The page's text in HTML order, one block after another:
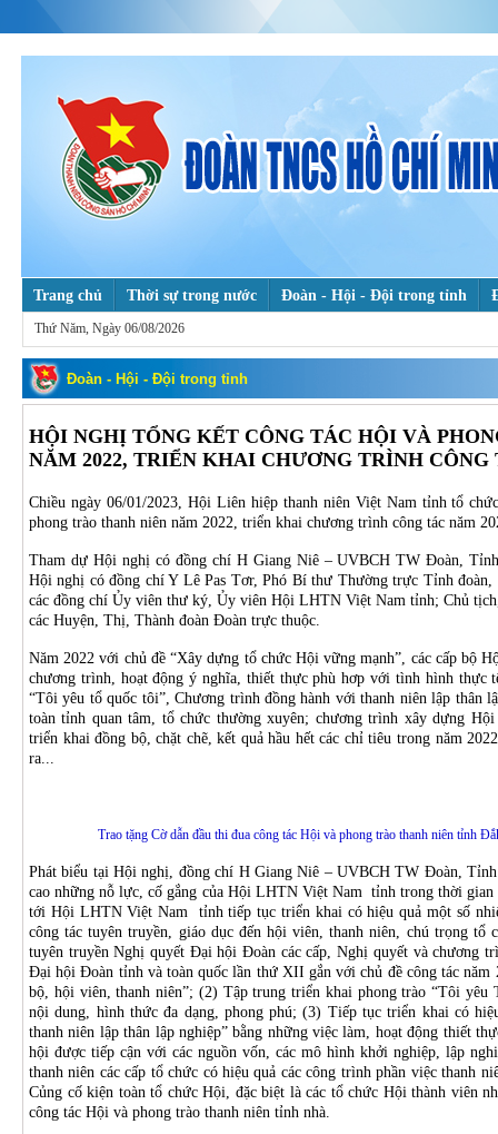
Trang chủ Thời sự trong nước Đoàn - Hội - Đội trong tỉnh
Tuổi trẻ với khoa học & công nghệ
Mỗi ngày một tin tốt, mỗi tuần một câu chuyện đẹp
Thứ Năm, Ngày 06/08/2026
Đoàn - Hội - Đội trong tỉnh
HỘI NGHỊ TỔNG KẾT CÔNG TÁC HỘI VÀ
NĂM 2022, TRIỂN KHAI CHƯƠNG TRÌNH CÔNG
Chiều ngày 06/01/2023, Hội Liên hiệp thanh niên Việt Nam tỉnh tổ
phong trào thanh niên năm 2022, triển khai chương trình công tác năm
Tham dự Hội nghị có đồng chí H Giang Niê – UVBCH TW Đoàn,
Hội nghị có đồng chí Y Lê Pas Tơr, Phó Bí thư Thường trực Tỉnh
các đồng chí Ủy viên thư ký, Ủy viên Hội LHTN Việt Nam tỉnh; Chủ
các Huyện, Thị, Thành đoàn Đoàn trực thuộc.
Năm 2022 với chủ đề “Xây dựng tổ chức Hội vững mạnh”, các cấp bộ
chương trình, hoạt động ý nghĩa, thiết thực phù hơp với tình hình thực
“Tôi yêu tổ quốc tôi”, Chương trình đồng hành với thanh niên lập thân
toàn tỉnh quan tâm, tổ chức thường xuyên; chương trình xây dựng
triển khai đồng bộ, chặt chẽ, kết quả hầu hết các chỉ tiêu trong năm
ra...
Trao tặng Cờ dẫn đầu thi đua công tác Hội và phong trào thanh niên tỉnh
Phát biểu tại Hội nghị, đồng chí H Giang Niê – UVBCH TW Đoàn,
cao những nỗ lực, cố gắng của Hội LHTN Việt Nam tỉnh trong thời
tới Hội LHTN Việt Nam tỉnh tiếp tục triển khai có hiệu quả một số
công tác tuyên truyền, giáo dục đến hội viên, thanh niên, chú trọng tổ
tuyên truyền Nghị quyết Đại hội Đoàn các cấp, Nghị quyết và chương
Đại hội Đoàn tỉnh và toàn quốc lần thứ XII gắn với chủ đề công tác năm
bộ, hội viên, thanh niên”; (2) Tập trung triển khai phong trào “Tôi yêu
nội dung, hình thức đa dạng, phong phú; (3) Tiếp tục triển khai có
thanh niên lập thân lập nghiệp” bằng những việc làm, hoạt động thiết
hội được tiếp cận với các nguồn vốn, các mô hình khởi nghiệp, lập
thanh niên các cấp tổ chức có hiệu quả các công trình phần việc thanh
Củng cố kiện toàn tổ chức Hội, đặc biệt là các tổ chức Hội thành viên
công tác Hội và phong trào thanh niên tỉnh nhà.